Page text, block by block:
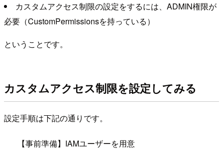
カスタムアクセス制限の設定をするには、ADMIN権限が
必要（CustomPermissionsを持っている）
ということです。
カスタムアクセス制限を設定してみる
設定手順は下記の通りです。
【事前準備】IAMユーザーを用意